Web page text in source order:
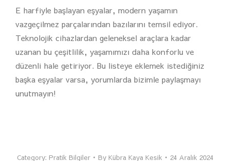
E harfiyle başlayan eşyalar, modern yaşamın
vazgeçilmez parçalarından bazılarını temsil ediyor.
Teknolojik cihazlardan geleneksel araçlara kadar
uzanan bu çeşitlilik, yaşamımızı daha konforlu ve
düzenli hale getiriyor. Bu listeye eklemek istediğiniz
başka eşyalar varsa, yorumlarda bizimle paylaşmayı
unutmayın!
Category: Pratik Bilgiler By Kübra Kaya Kesik 24 Aralık 2024